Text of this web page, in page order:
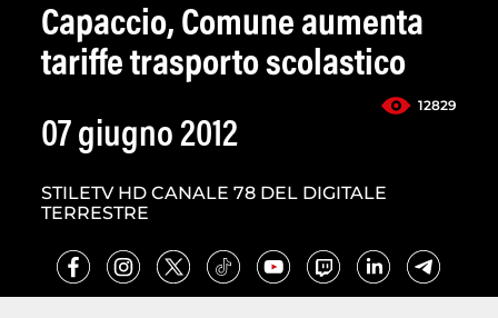
Capaccio, Comune aumenta
tariffe trasporto scolastico
12829
07 giugno 2012
STILETV HD CANALE 78 DEL DIGITALE
TERRESTRE